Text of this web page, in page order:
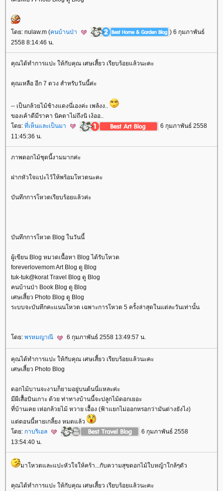
ดย: nulaw.m (คนบ้านป่า
) 6 กุมภาพันธ์
2558 8:14:46 น.
คุณได้ทำการแปะ ให้กับคุณ เศษเสี้ยว เรียบร้อยแล้วนะคะ
คุณเหลือ อีก 7 ดวง สำหรับวันนี้ค่ะ
-- เป็นกล้วยไม้ช้างแดงนี่เองค่ะ เพล้งง..
ของเค้าดีมีราคา นิคตาไม่ถึงนิ เง้ออ..
ดย: ที่เห็นและเป็นมา
6 กุมภาพันธ์ 2558
11:45:36 น.
ภาพดอกไม้ชุดนี้งามมากค่ะ
ฝากหัวใจแปะไว้ให้พร้อมโหวตนะคะ
บันทึกการโหวตเรียบร้อยแล้วค่ะ
บันทึกการโหวต Blog ในวันนี้
ผู้เขียน Blog หมวดเนื้อหา Blog ได้รับโหวต
foreverlovemom Art Blog ดู Blog
tuk-tuk@korat Travel Blog ดู Blog
คนบ้านป่า Book Blog ดู Blog
เศษเสี้ยว Photo Blog ดู Blog
ระบบจะบันทึกคะแนนโหวต เฉพาะการโหวต 5 ครั้งล่าสุดในแต่ละวันเท่านั้น
ดย: พรหมญาณี 6 กุมภาพันธ์ 2558 13:49:57 น.
คุณได้ทำการแปะ ให้กับคุณ เศษเสี้ยว เรียบร้อยแล้วนะคะ
เศษเสี้ยว Photo Blog
ดอกไม้บานจะงามก็ยามอยู่บนต้นนี่แหละค่ะ
มีผีเสื้อบินเกาะ ด้วย ท่าทางบ้านนี้จะปลูกไม้ดอกเยอะ
ที่บ้านเคย เห่อกล้วยไม้ หวาย เอื้อง (ฟ้าแยกไม่ออกหรอกว่ามันต่างยังไง)
ต่ตอนนี้หายเกลี้ยง หมดแล้ว
ดย: กาบริเอล
6 กุมภาพันธ์ 2558
13:54:40 น.
มาโหวตและแปะหัวใจให้คร้า...กับความสุขดอกไม้ใบหญ้าใกล้ๆตัว
คุณได้ทำการแปะ ให้กับคุณ เศษเสี้ยว เรียบร้อยแล้วนะคะ